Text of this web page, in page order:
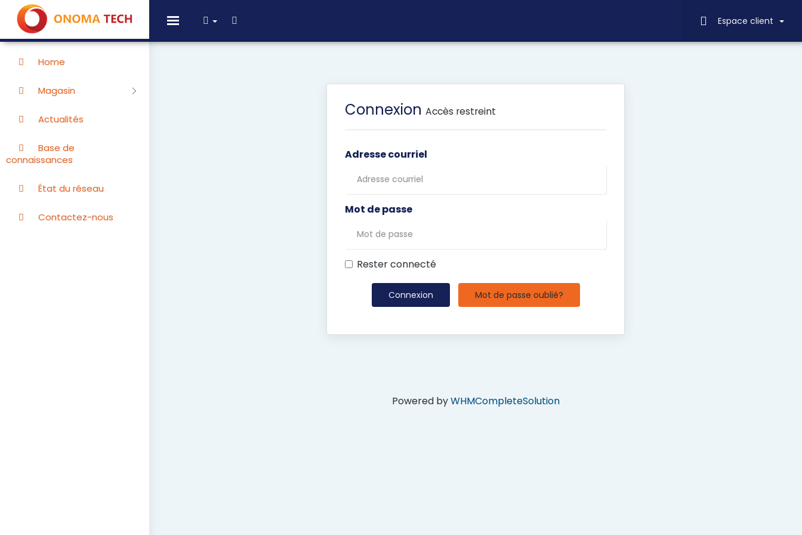
Toggle
Espace client
Home
Magasin
Actualités
Base de
connaissances
État du réseau
Contactez-nous
Connexion Accès restreint
Adresse courriel
Mot de passe
Rester connecté
Mot de passe oublié?
Powered byWHMCompleteSolution